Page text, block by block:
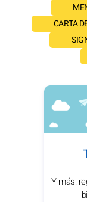
CARTA
Y más: